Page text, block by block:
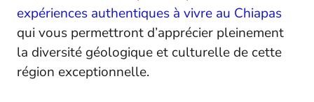
expériences authentiques à vivre au Chiapas
qui vous permettront d’apprécier pleinement
la diversité géologique et culturelle de cette
région exceptionnelle.